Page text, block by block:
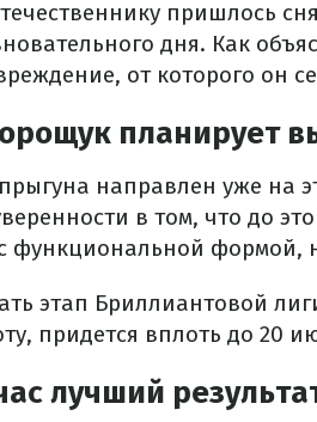
пришлось
дня. Как
от которого он
планирует
направлен уже на
в том, что до
функциональной формой,
этап Бриллиантовой
придется вплоть до 20
лучший